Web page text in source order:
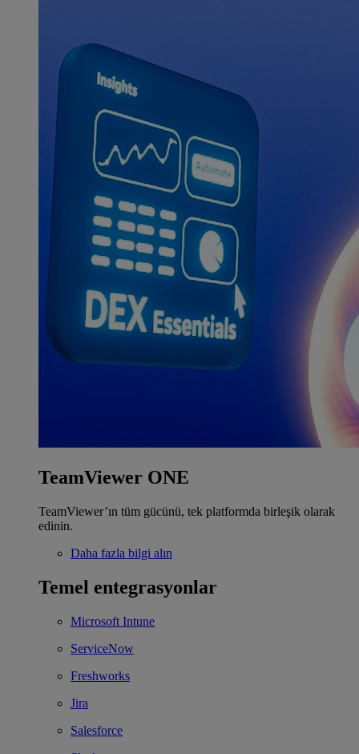
TeamViewer ONE
TeamViewer’ın tüm gücünü, tek platformda birleşik olarak
edinin.
Daha fazla bilgi alın
Temel entegrasyonlar
Microsoft Intune
ServiceNow
Freshworks
Jira
Salesforce